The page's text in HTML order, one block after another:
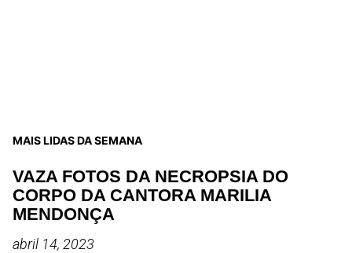
MAIS LIDAS DA SEMANA
VAZA FOTOS DA NECROPSIA DO
CORPO DA CANTORA MARILIA
MENDONÇA
abril 14, 2023